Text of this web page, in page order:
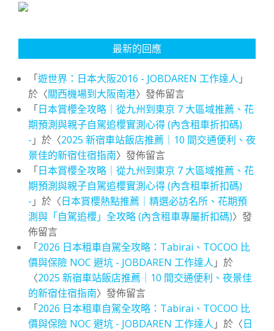
最新的回應
「遊世界：日本大阪2016 - JOBDAREN 工作達人 」
於〈關西機場到大阪南港〉發佈留言
「日本賞櫻全攻略｜從九州到東京 7 大區域推薦、花
期預測與親子自駕追櫻實測心得 (內含租車折扣碼)
- 」於〈2025 新宿車站飯店推薦｜10 間交通便利、夜
景佳的新宿住宿指南〉發佈留言
「日本賞櫻全攻略｜從九州到東京 7 大區域推薦、花
期預測與親子自駕追櫻實測心得 (內含租車折扣碼)
- 」於〈日本賞櫻熱點推薦｜精選必訪名所、花期預
測與「自駕追櫻」全攻略 (內含租車專屬折扣碼)〉發
佈留言
「2026 日本租車自駕全攻略：Tabirai、TOCOO 比
價與保險 NOC 避坑 - JOBDAREN 工作達人 」於
〈2025 新宿車站飯店推薦｜10 間交通便利、夜景佳
的新宿住宿指南〉發佈留言
「2026 日本租車自駕全攻略：Tabirai、TOCOO 比
價與保險 NOC 避坑 - JOBDAREN 工作達人 」於〈日